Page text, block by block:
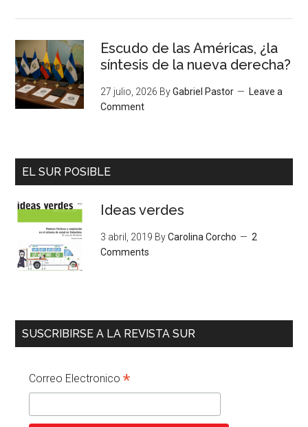
Escudo de las Américas, ¿la
síntesis de la nueva derecha?
27 julio, 2026 ByGabriel Pastor
Leave a
Comment
EL SUR POSIBLE
Ideas verdes
3 abril, 2019 ByCarolina Corcho
2
Comments
SUSCRIBIRSE A LA REVISTA SUR
Correo Electronico*